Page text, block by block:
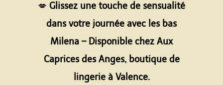
💋 Glissez une touche de sensualité
dans votre journée avec les bas
Milena – Disponible chez Aux
Caprices des Anges, boutique de
lingerie à Valence.